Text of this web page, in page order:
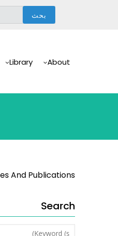
Navigation
About
Library
And Publications
Search
Keyword